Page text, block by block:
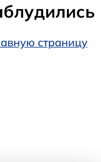
страницу